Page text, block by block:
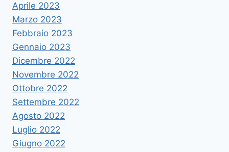
Aprile 2023
Marzo 2023
Febbraio 2023
Gennaio 2023
Dicembre 2022
Novembre 2022
Ottobre 2022
Settembre 2022
Agosto 2022
Luglio 2022
Giugno 2022